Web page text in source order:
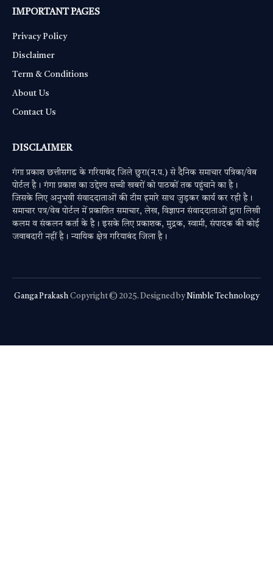
IMPORTANT PAGES
Privacy Policy
Disclaimer
Term & Conditions
About Us
Contact Us
DISCLAIMER
गंगा प्रकाश छत्तीसगढ के गरियाबंद जिले छुरा(न.प.) से दैनिक समाचार पत्रिका/वेब
पोर्टल है। गंगा प्रकाश का उद्देश्य सच्ची खबरों को पाठकों तक पहुंचाने का है।
जिसके लिए अनुभवी संवाददाताओं की टीम हमारे साथ जुड़कर कार्य कर रही है।
समाचार पत्र/वेब पोर्टल में प्रकाशित समाचार, लेख, विज्ञापन संवाददाताओं द्वारा लिखी
कलम व संकलन कर्ता के है। इसके लिए प्रकाशक, मुद्रक, स्वामी, संपादक की कोई
जवाबदारी नहीं है। न्यायिक क्षेत्र गरियाबंद जिला है।
Ganga Prakash Copyright © 2025. Designed byNimble Technology